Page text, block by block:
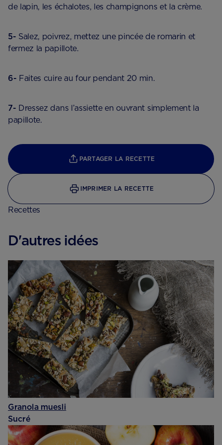
de lapin, les échalotes, les champignons et la crème.
5- Salez, poivrez, mettez une pincée de romarin et
fermez la papillote.
6- Faites cuire au four pendant 20 min.
7- Dressez dans l’assiette en ouvrant simplement la
papillote.
PARTAGER LA RECETTE
IMPRIMER LA RECETTE
Recettes
D'autres idées
Granola muesli
Sucré